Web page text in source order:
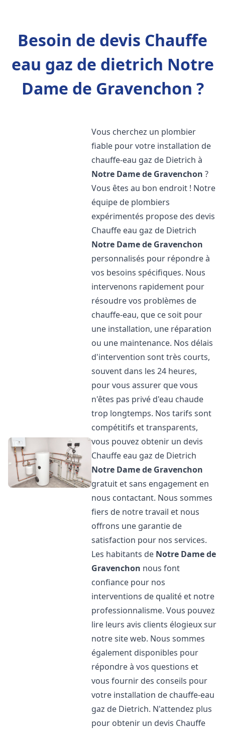
Besoin de devis Chauffe
eau gaz de dietrich Notre
Dame de Gravenchon ?
Vous cherchez un plombier
fiable pour votre installation de
chauffe-eau gaz de Dietrich à
Notre Dame de Gravenchon ?
Vous êtes au bon endroit ! Notre
équipe de plombiers
expérimentés propose des devis
Chauffe eau gaz de Dietrich
Notre Dame de Gravenchon
personnalisés pour répondre à
vos besoins spécifiques. Nous
intervenons rapidement pour
résoudre vos problèmes de
chauffe-eau, que ce soit pour
une installation, une réparation
ou une maintenance. Nos délais
d'intervention sont très courts,
souvent dans les 24 heures,
pour vous assurer que vous
n'êtes pas privé d'eau chaude
trop longtemps. Nos tarifs sont
compétitifs et transparents,
vous pouvez obtenir un devis
Chauffe eau gaz de Dietrich
Notre Dame de Gravenchon
gratuit et sans engagement en
nous contactant. Nous sommes
fiers de notre travail et nous
offrons une garantie de
satisfaction pour nos services.
Les habitants de Notre Dame de
Gravenchon nous font
confiance pour nos
interventions de qualité et notre
professionnalisme. Vous pouvez
lire leurs avis clients élogieux sur
notre site web. Nous sommes
également disponibles pour
répondre à vos questions et
vous fournir des conseils pour
votre installation de chauffe-eau
gaz de Dietrich. N'attendez plus
pour obtenir un devis Chauffe